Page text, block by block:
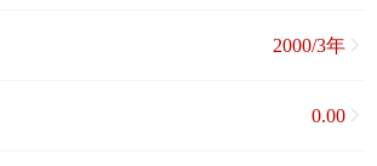
2000/3年
0.00